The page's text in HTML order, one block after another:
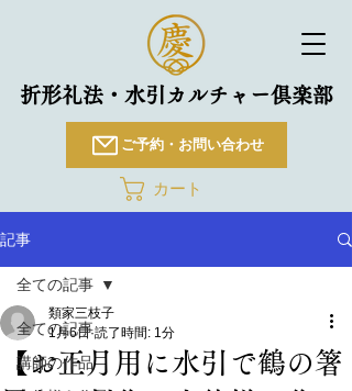
折形礼法・水引カルチャー倶楽部
ご予約・お問い合わせ
カート
記事
全ての記事
講師の作品
全ての記事
【お正月用に水引で鶴の箸
類家三枝子
1月6日 読了時間: 1分